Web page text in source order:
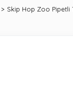
Skip Hop Zoo Pipetli